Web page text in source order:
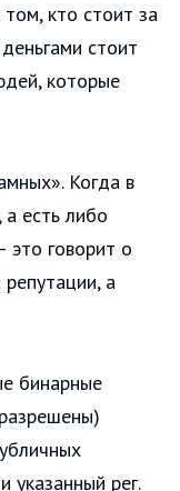
кто стоит за
стоит
которые
Когда в
а есть либо
говорит о
а
бинарные
указанный рег.